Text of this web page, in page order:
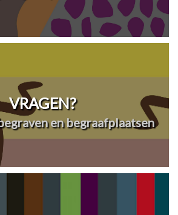
VRAGEN?
en begraafplaatsen